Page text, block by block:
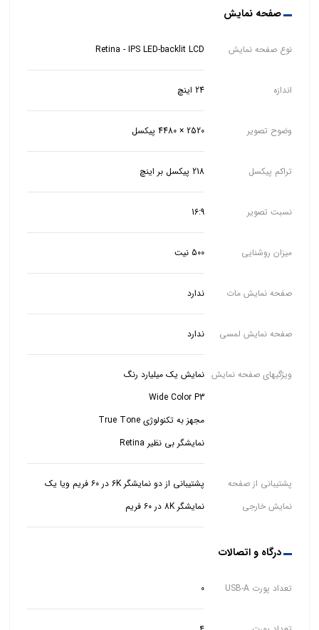
صفحه نمایش
نوع صفحه نمایش Retina - IPS LED-backlit LCD
اندازه 24 اینچ
وضوح تصویر 2520 × 4480 پیکسل
تراکم پیکسل 218 پیکسل بر اینچ
نسبت تصویر 16:9
میزان روشنایی 500 نیت
صفحه نمایش مات ندارد
صفحه نمایش لمسی ندارد
ویژگیهای صفحه نمایش
نمایش یک میلیارد رنگ
Wide Color P3
نمایشگر بی نظیر Retina
پشتیبانی از صفحه
نمایش خارجی
پشتیبانی از دو نمایشگر 6K در ۶۰ فریم ویا یک
نمایشگر 8K در ۶۰ فریم
درگاه و اتصالات
تعداد پورت USB-A 0